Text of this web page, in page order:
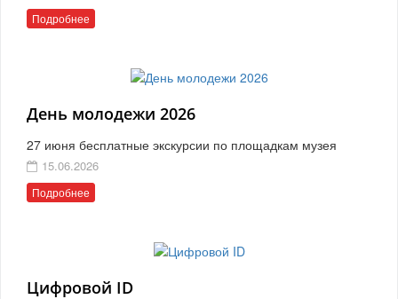
Подробнее
День молодежи 2026
27 июня бесплатные экскурсии по площадкам музея
15.06.2026
Подробнее
Цифровой ID